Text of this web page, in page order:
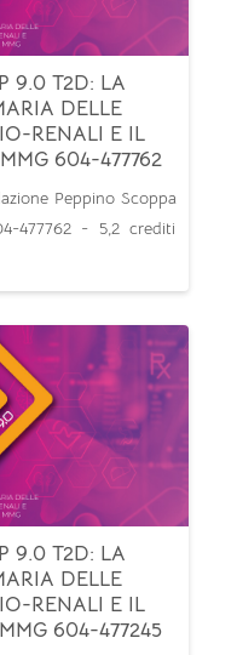
9.0 T2D: LA
DELLE
RENALI E IL
604-477762
Peppino Scoppa
477762 - 5,2 crediti
9.0 T2D: LA
DELLE
RENALI E IL
604-477245